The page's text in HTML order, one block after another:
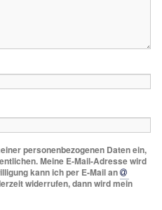
personenbezogenen Daten ein,
Meine E-Mail-Adresse wird
kann ich per E-Mail an
widerrufen, dann wird mein